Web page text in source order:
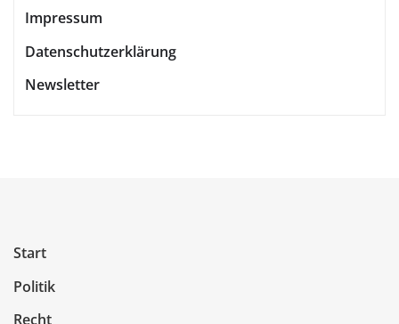
Impressum
Datenschutzerklärung
Newsletter
Start
Politik
Recht